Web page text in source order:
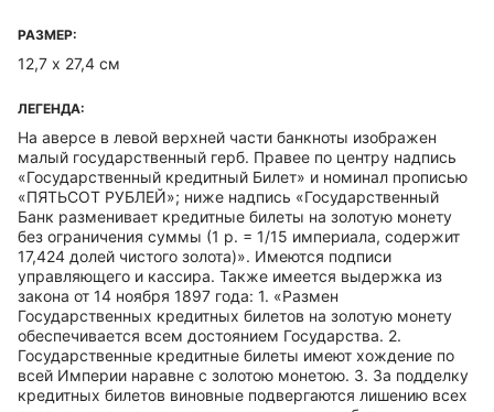
РАЗМЕР:
12,7 х 27,4 см
ЛЕГЕНДА:
На аверсе в левой верхней части банкноты изображен
малый государственный герб. Правее по центру надпись
«Государственный кредитный Билет» и номинал прописью
«ПЯТЬСОТ РУБЛЕЙ»; ниже надпись «Государственный
Банк разменивает кредитные билеты на золотую монету
без ограничения суммы (1 р. = 1/15 империала, содержит
17,424 долей чистого золота)». Имеются подписи
управляющего и кассира. Также имеется выдержка из
закона от 14 ноября 1897 года: 1. «Размен
Государственных кредитных билетов на золотую монету
обеспечивается всем достоянием Государства. 2.
Государственные кредитные билеты имеют хождение по
всей Империи наравне с золотою монетою. 3. За подделку
кредитных билетов виновные подвергаются лишению всех